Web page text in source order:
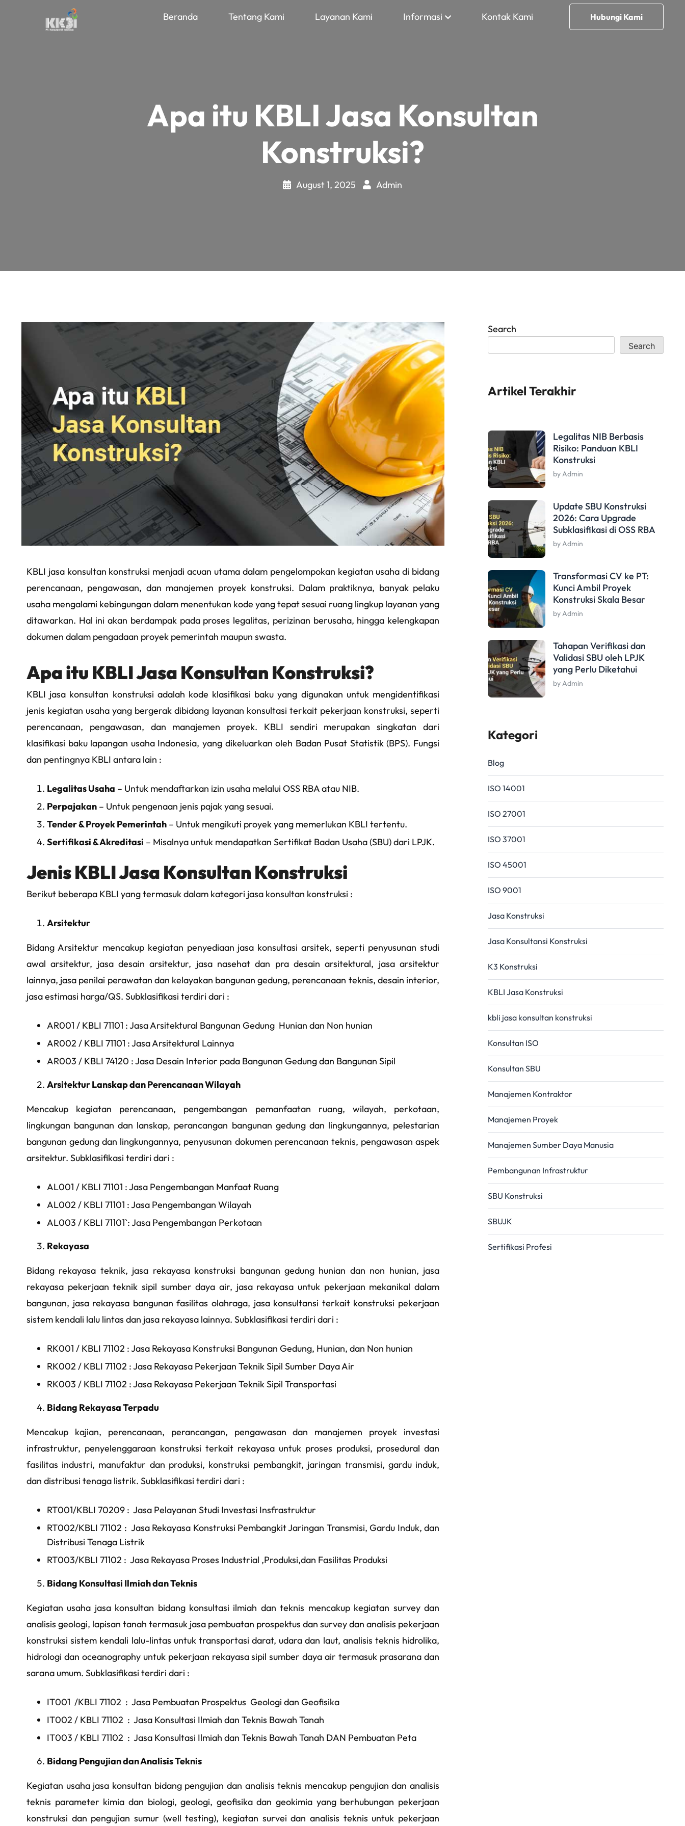
Beranda Tentang Kami Layanan Kami Informasi Kontak Kami Hubungi Kami
Apa itu KBLI Jasa Konsultan
Konstruksi?
August 1, 2025 Admin
KBLI jasa konsultan konstruksi menjadi acuan utama dalam pengelompokan kegiatan usaha di bidang
perencanaan, pengawasan, dan manajemen proyek konstruksi. Dalam praktiknya, banyak pelaku
usaha mengalami kebingungan dalam menentukan kode yang tepat sesuai ruang lingkup layanan yang
ditawarkan. Hal ini akan berdampak pada proses legalitas, perizinan berusaha, hingga kelengkapan
dokumen dalam pengadaan proyek pemerintah maupun swasta.
Apa itu KBLI Jasa Konsultan Konstruksi?
KBLI jasa konsultan konstruksi adalah kode klasifikasi baku yang digunakan untuk mengidentifikasi
jenis kegiatan usaha yang bergerak dibidang layanan konsultasi terkait pekerjaan konstruksi, seperti
perencanaan, pengawasan, dan manajemen proyek. KBLI sendiri merupakan singkatan dari
klasifikasi baku lapangan usaha Indonesia, yang dikeluarkan oleh Badan Pusat Statistik (BPS). Fungsi
dan pentingnya KBLI antara lain :
Legalitas Usaha – Untuk mendaftarkan izin usaha melalui OSS RBA atau NIB.
Perpajakan – Untuk pengenaan jenis pajak yang sesuai.
Tender & Proyek Pemerintah – Untuk mengikuti proyek yang memerlukan KBLI tertentu.
Sertifikasi & Akreditasi – Misalnya untuk mendapatkan Sertifikat Badan Usaha (SBU) dari LPJK.
Jenis KBLI Jasa Konsultan Konstruksi
Berikut beberapa KBLI yang termasuk dalam kategori jasa konsultan konstruksi :
Arsitektur
Bidang Arsitektur mencakup kegiatan penyediaan jasa konsultasi arsitek, seperti penyusunan studi
awal arsitektur, jasa desain arsitektur, jasa nasehat dan pra desain arsitektural, jasa arsitektur
lainnya, jasa penilai perawatan dan kelayakan bangunan gedung, perencanaan teknis, desain interior,
jasa estimasi harga/QS. Subklasifikasi terdiri dari :
AR001 / KBLI 71101 : Jasa Arsitektural Bangunan Gedung Hunian dan Non hunian
AR002 / KBLI 71101 : Jasa Arsitektural Lainnya
AR003 / KBLI 74120 : Jasa Desain Interior pada Bangunan Gedung dan Bangunan Sipil
Arsitektur Lanskap dan Perencanaan Wilayah
Mencakup kegiatan perencanaan, pengembangan pemanfaatan ruang, wilayah, perkotaan,
lingkungan bangunan dan lanskap, perancangan bangunan gedung dan lingkungannya, pelestarian
bangunan gedung dan lingkungannya, penyusunan dokumen perencanaan teknis, pengawasan aspek
arsitektur. Subklasifikasi terdiri dari :
AL001 / KBLI 71101 : Jasa Pengembangan Manfaat Ruang
AL002 / KBLI 71101 : Jasa Pengembangan Wilayah
AL003 / KBLI 71101`: Jasa Pengembangan Perkotaan
Rekayasa
Bidang rekayasa teknik, jasa rekayasa konstruksi bangunan gedung hunian dan non hunian, jasa
rekayasa pekerjaan teknik sipil sumber daya air, jasa rekayasa untuk pekerjaan mekanikal dalam
bangunan, jasa rekayasa bangunan fasilitas olahraga, jasa konsultansi terkait konstruksi pekerjaan
sistem kendali lalu lintas dan jasa rekayasa lainnya.​​​ Subklasifikasi terdiri dari :
RK001 / KBLI 71102 : Jasa Rekayasa Konstruksi Bangunan Gedung, Hunian, dan Non hunian
RK002 / KBLI 71102 : Jasa Rekayasa Pekerjaan Teknik Sipil Sumber Daya Air
RK003 / KBLI 71102 : Jasa Rekayasa Pekerjaan Teknik Sipil Transportasi
Bidang Rekayasa Terpadu
Mencakup kajian, perencanaan, perancangan, pengawasan dan manajemen proyek investasi
infrastruktur, penyelenggaraan konstruksi terkait rekayasa untuk proses produksi, prosedural dan
fasilitas industri, manufaktur dan produksi, konstruksi pembangkit, jaringan transmisi, gardu induk,
dan distribusi tenaga listrik. Subklasifikasi terdiri dari :
RT001/KBLI 70209 : Jasa Pelayanan Studi Investasi Insfrastruktur
RT002/KBLI 71102 : Jasa Rekayasa Konstruksi Pembangkit Jaringan Transmisi, Gardu Induk, dan
Distribusi Tenaga Listrik
RT003/KBLI 71102 : Jasa Rekayasa Proses Industrial ,Produksi,dan Fasilitas Produksi
Bidang Konsultasi Ilmiah dan Teknis
Kegiatan usaha jasa konsultan bidang konsultasi ilmiah dan teknis mencakup kegiatan survey dan
analisis geologi, lapisan tanah termasuk jasa pembuatan prospektus dan survey dan analisis pekerjaan
konstruksi sistem kendali lalu-lintas untuk transportasi darat, udara dan laut, analisis teknis hidrolika,
hidrologi dan oceanography untuk pekerjaan rekayasa sipil sumber daya air termasuk prasarana dan
sarana umum.​​ Subklasifikasi terdiri dari :
IT001 /KBLI 71102 : Jasa Pembuatan Prospektus Geologi dan Geofisika
IT002 / KBLI 71102 : Jasa Konsultasi Ilmiah dan Teknis Bawah Tanah
IT003 / KBLI 71102 : Jasa Konsultasi Ilmiah dan Teknis Bawah Tanah DAN Pembuatan Peta
Bidang Pengujian dan Analisis Teknis
Kegiatan usaha jasa konsultan bidang pengujian dan analisis teknis mencakup pengujian dan analisis
teknis parameter kimia dan biologi, geologi, geofisika dan geokimia yang berhubungan pekerjaan
konstruksi dan pengujian sumur (well testing), kegiatan survei dan analisis teknis untuk pekerjaan
Search
Search
Artikel Terakhir
Legalitas NIB Berbasis
Risiko: Panduan KBLI
Konstruksi
by Admin
Update SBU Konstruksi
2026: Cara Upgrade
Subklasifikasi di OSS RBA
by Admin
Transformasi CV ke PT:
Kunci Ambil Proyek
Konstruksi Skala Besar
by Admin
Tahapan Verifikasi dan
Validasi SBU oleh LPJK
yang Perlu Diketahui
by Admin
Kategori
Blog
ISO 14001
ISO 27001
ISO 37001
ISO 45001
ISO 9001
Jasa Konstruksi
Jasa Konsultansi Konstruksi
K3 Konstruksi
KBLI Jasa Konstruksi
kbli jasa konsultan konstruksi
Konsultan ISO
Konsultan SBU
Manajemen Kontraktor
Manajemen Proyek
Manajemen Sumber Daya Manusia
Pembangunan Infrastruktur
SBU Konstruksi
SBUJK
Sertifikasi Profesi